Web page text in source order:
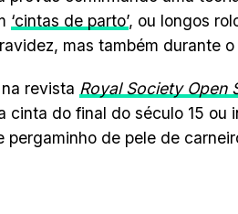
‘cintas de parto’, ou longos
mas também durante o
revista Royal Society Open
cinta do final do século 15 ou
de pele de